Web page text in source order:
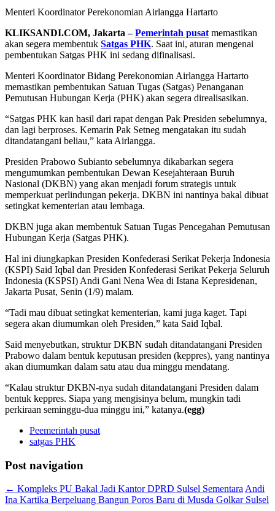
Menteri Koordinator Perekonomian Airlangga Hartarto
KLIKSANDI.COM, Jakarta –Pemerintah pusat memastikan
akan segera membentuk Satgas PHK. Saat ini, aturan mengenai
pembentukan Satgas PHK ini sedang difinalisasi.
Menteri Koordinator Bidang Perekonomian Airlangga Hartarto
memastikan pembentukan Satuan Tugas (Satgas) Penanganan
Pemutusan Hubungan Kerja (PHK) akan segera direalisasikan.
“Satgas PHK kan hasil dari rapat dengan Pak Presiden sebelumnya,
dan lagi berproses. Kemarin Pak Setneg mengatakan itu sudah
ditandatangani beliau,” kata Airlangga.
Presiden Prabowo Subianto sebelumnya dikabarkan segera
mengumumkan pembentukan Dewan Kesejahteraan Buruh
Nasional (DKBN) yang akan menjadi forum strategis untuk
memperkuat perlindungan pekerja. DKBN ini nantinya bakal dibuat
setingkat kementerian atau lembaga.
DKBN juga akan membentuk Satuan Tugas Pencegahan Pemutusan
Hubungan Kerja (Satgas PHK).
Hal ini diungkapkan Presiden Konfederasi Serikat Pekerja Indonesia
(KSPI) Said Iqbal dan Presiden Konfederasi Serikat Pekerja Seluruh
Indonesia (KSPSI) Andi Gani Nena Wea di Istana Kepresidenan,
Jakarta Pusat, Senin (1/9) malam.
“Tadi mau dibuat setingkat kementerian, kami juga kaget. Tapi
segera akan diumumkan oleh Presiden,” kata Said Iqbal.
Said menyebutkan, struktur DKBN sudah ditandatangani Presiden
Prabowo dalam bentuk keputusan presiden (keppres), yang nantinya
akan diumumkan dalam satu atau dua minggu mendatang.
“Kalau struktur DKBN-nya sudah ditandatangani Presiden dalam
bentuk keppres. Siapa yang mengisinya belum, mungkin tadi
perkiraan seminggu-dua minggu ini,” katanya.(egg)
Peemerintah pusat
satgas PHK
Post navigation
← Kompleks PU Bakal Jadi Kantor DPRD Sulsel Sementara Andi
Ina Kartika Berpeluang Bangun Poros Baru di Musda Golkar Sulsel